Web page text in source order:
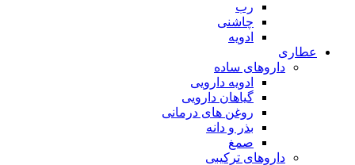
رب
چاشنی
ادویه
عطاری
داروهای ساده
ادویه دارویی
گیاهان دارویی
روغن های درمانی
بذر و دانه
صمغ
داروهای ترکیبی